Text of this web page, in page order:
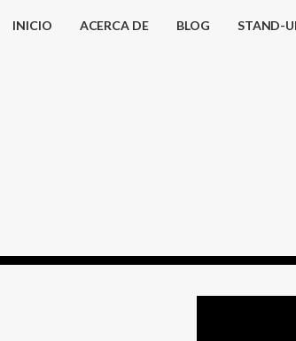
INICIO ACERCA DE BLOG STAND-